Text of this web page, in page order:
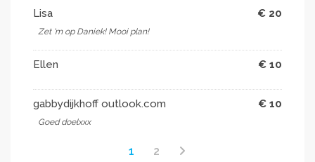
Lisa € 20
Zet 'm op Daniek! Mooi plan!
Ellen € 10
gabbydijkhoff outlook.com € 10
Goed doelxxx
1 2